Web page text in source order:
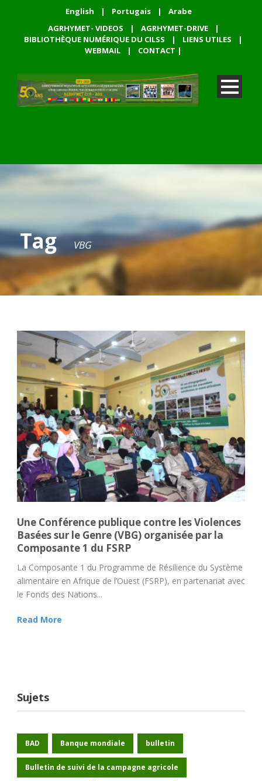
English | Portugais |
Arabe
AGRHYMET- VIDEOS
| AGRHYMET-DRIVE
|
BIBLIOTHÈQUE NUMÉRIQUE DU CILSS
| LIENS UTILES
|
WEBMAIL
| CONTACT |
Tag VBG
Une Conférence publique contre les Violences
Basées sur le Genre (VBG) organisée par la
Composante 1 du FSRP
La Composante 1 du Programme de Résilience du Système
alimentaire en Afrique de l’Ouest (FSRP), en partenariat avec
le Fonds des Nations...
Read More
Sujets
BAD Banque mondiale bulletin
Bulletin de suivi de la campagne agricole